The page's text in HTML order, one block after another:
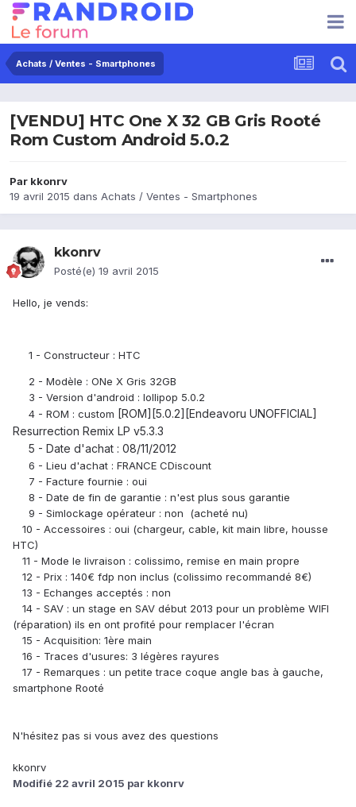
Achats / Ventes - Smartphones
[VENDU] HTC One X 32 GB Gris Rooté
Rom Custom Android 5.0.2
Par kkonrv
19 avril 2015 dans Achats / Ventes - Smartphones
kkonrv
Posté(e) 19 avril 2015
Hello, je vends:
1 - Constructeur : HTC
2 - Modèle : ONe X Gris 32GB
3 - Version d'android : lollipop 5.0.2
4 - ROM : custom [ROM][5.0.2][Endeavoru UNOFFICIAL]
Resurrection Remix LP v5.3.3
5 - Date d'achat : 08/11/2012
6 - Lieu d'achat : FRANCE CDiscount
7 - Facture fournie : oui
8 - Date de fin de garantie : n'est plus sous garantie
9 - Simlockage opérateur : non (acheté nu)
10 - Accessoires : oui (chargeur, cable, kit main libre, housse
HTC)
11 - Mode le livraison : colissimo, remise en main propre
12 - Prix : 140€ fdp non inclus (colissimo recommandé 8€)
13 - Echanges acceptés : non
14 - SAV : un stage en SAV début 2013 pour un problème WIFI
(réparation) ils en ont profité pour remplacer l'écran
15 - Acquisition: 1ère main
16 - Traces d'usures: 3 légères rayures
17 - Remarques : un petite trace coque angle bas à gauche,
smartphone Rooté
N'hésitez pas si vous avez des questions
kkonrv
Modifié 22 avril 2015 par kkonrv